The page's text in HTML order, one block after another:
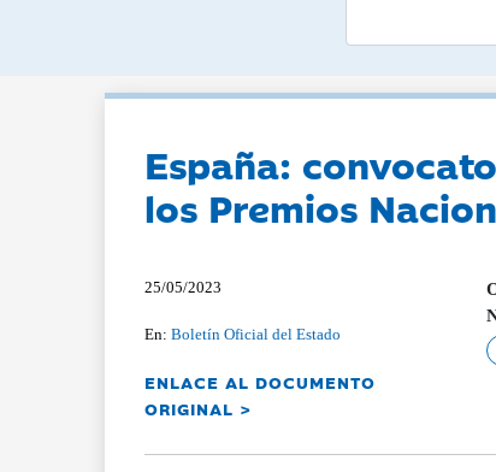
España:
los Premios
25/05/2023
En:Boletín Oficial del Estado
ENLACE AL DOCUMENTO
ORIGINAL >